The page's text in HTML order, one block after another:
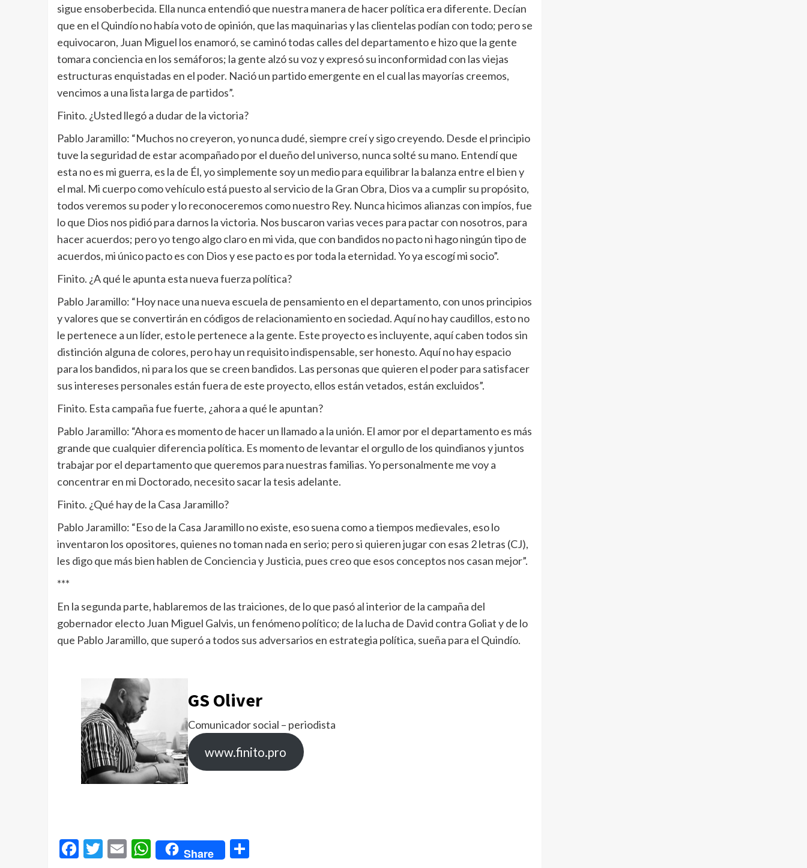
sigue ensoberbecida. Ella nunca entendió que nuestra manera de hacer política era diferente. Decían
que en el Quindío no había voto de opinión, que las maquinarias y las clientelas podían con todo; pero se
equivocaron, Juan Miguel los enamoró, se caminó todas calles del departamento e hizo que la gente
tomara conciencia en los semáforos; la gente alzó su voz y expresó su inconformidad con las viejas
estructuras enquistadas en el poder. Nació un partido emergente en el cual las mayorías creemos,
vencimos a una lista larga de partidos”.
Finito. ¿Usted llegó a dudar de la victoria?
Pablo Jaramillo: “Muchos no creyeron, yo nunca dudé, siempre creí y sigo creyendo. Desde el principio
tuve la seguridad de estar acompañado por el dueño del universo, nunca solté su mano. Entendí que
esta no es mi guerra, es la de Él, yo simplemente soy un medio para equilibrar la balanza entre el bien y
el mal. Mi cuerpo como vehículo está puesto al servicio de la Gran Obra, Dios va a cumplir su propósito,
todos veremos su poder y lo reconoceremos como nuestro Rey. Nunca hicimos alianzas con impíos, fue
lo que Dios nos pidió para darnos la victoria. Nos buscaron varias veces para pactar con nosotros, para
hacer acuerdos; pero yo tengo algo claro en mi vida, que con bandidos no pacto ni hago ningún tipo de
acuerdos, mi único pacto es con Dios y ese pacto es por toda la eternidad. Yo ya escogí mi socio”.
Finito. ¿A qué le apunta esta nueva fuerza política?
Pablo Jaramillo: “Hoy nace una nueva escuela de pensamiento en el departamento, con unos principios
y valores que se convertirán en códigos de relacionamiento en sociedad. Aquí no hay caudillos, esto no
le pertenece a un líder, esto le pertenece a la gente. Este proyecto es incluyente, aquí caben todos sin
distinción alguna de colores, pero hay un requisito indispensable, ser honesto. Aquí no hay espacio
para los bandidos, ni para los que se creen bandidos. Las personas que quieren el poder para satisfacer
sus intereses personales están fuera de este proyecto, ellos están vetados, están excluidos”.
Finito. Esta campaña fue fuerte, ¿ahora a qué le apuntan?
Pablo Jaramillo: “Ahora es momento de hacer un llamado a la unión. El amor por el departamento es más
grande que cualquier diferencia política. Es momento de levantar el orgullo de los quindianos y juntos
trabajar por el departamento que queremos para nuestras familias. Yo personalmente me voy a
concentrar en mi Doctorado, necesito sacar la tesis adelante.
Finito. ¿Qué hay de la Casa Jaramillo?
Pablo Jaramillo: “Eso de la Casa Jaramillo no existe, eso suena como a tiempos medievales, eso lo
inventaron los opositores, quienes no toman nada en serio; pero si quieren jugar con esas 2 letras (CJ),
les digo que más bien hablen de Conciencia y Justicia, pues creo que esos conceptos nos casan mejor”.
***
En la segunda parte, hablaremos de las traiciones, de lo que pasó al interior de la campaña del
gobernador electo Juan Miguel Galvis, un fenómeno político; de la lucha de David contra Goliat y de lo
que Pablo Jaramillo, que superó a todos sus adversarios en estrategia política, sueña para el Quindío.
GS Oliver
Comunicador social – periodista
www.finito.pro
Facebook
Twitter
EmailWhatsApp
Share Compartir